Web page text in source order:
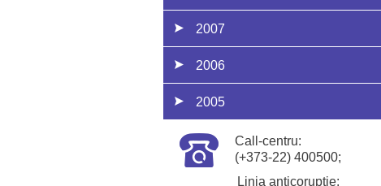
2007
2006
2005
Call-centru:
(+373-22) 400500;
Linia anticorupție: